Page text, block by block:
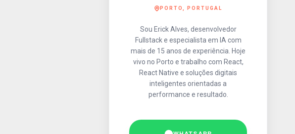
PORTO, PORTUGAL
Sou Erick Alves, desenvolvedor
Fullstack e especialista em IA com
mais de 15 anos de experiência. Hoje
vivo no Porto e trabalho com React,
React Native e soluções digitais
inteligentes orientadas a
performance e resultado.